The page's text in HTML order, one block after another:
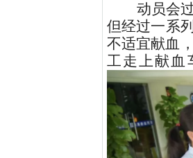
动员会
但经过一系
不适宜献血
工走上献血